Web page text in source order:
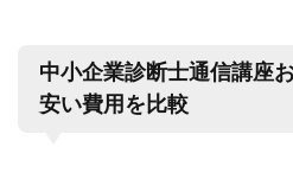
中小企業診断士通信講座
安い費用を比較